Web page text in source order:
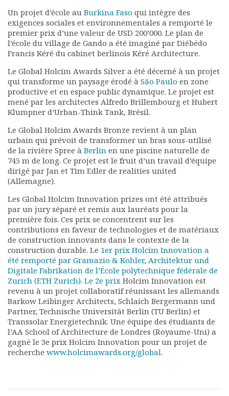
Comité de rédaction
Bulletins Villes en
développement
Kiosk
Nos actions
Podcast-AdP
Dîners débats
Journées d’études
Concours vidéo
Matinales
Nos partenaires
Evénements
Publications et rapports
Documents
Les adhérents
Annuaire
Offres d’emploi
Forum
Actualités
Nous contacter
Un projet d’école au Burkina Faso qui intègre des
exigences sociales et environnementales a remporté le
premier prix d’une valeur de USD 200’000. Le plan de
l’école du village de Gando a été imaginé par Diébédo
Francis Kéré du cabinet berlinois Kéré Architecture.
Le Global Holcim Awards Silver a été décerné à un projet
qui transforme un paysage érodé à São Paulo en zone
productive et en espace public dynamique. Le projet est
mené par les architectes Alfredo Brillembourg et Hubert
Klumpner d’Urban-Think Tank, Brésil.
Le Global Holcim Awards Bronze revient à un plan
urbain qui prévoit de transformer un bras sous-utilisé
de la rivière Spree à Berlin en une piscine naturelle de
745 m de long. Ce projet est le fruit d’un travail d’équipe
dirigé par Jan et Tim Edler de realities united
(Allemagne).
Les Global Holcim Innovation prizes ont été attribués
par un jury séparé et remis aux lauréats pour la
première fois. Ces prix se concentrent sur les
contributions en faveur de technologies et de matériaux
de construction innovants dans le contexte de la
construction durable. Le 1er prix Holcim Innovation a
été remporté par Gramazio & Kohler, Architektur und
Digitale Fabrikation de l’École polytechnique fédérale de
Zurich (ETH Zurich). Le 2e prix Holcim Innovation est
revenu à un projet collaboratif réunissant les allemands
Barkow Leibinger Architects, Schlaich Bergermann und
Partner, Technische Universität Berlin (TU Berlin) et
Transsolar Energietechnik. Une équipe des étudiants de
l’AA School of Architecture de Londres (Royaume-Uni) a
gagné le 3e prix Holcim Innovation pour un projet de
recherche www.holcimawards.org/global.